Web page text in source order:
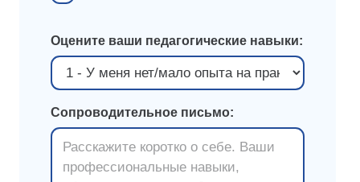
Оцените ваши педагогические навыки:
Сопроводительное письмо: